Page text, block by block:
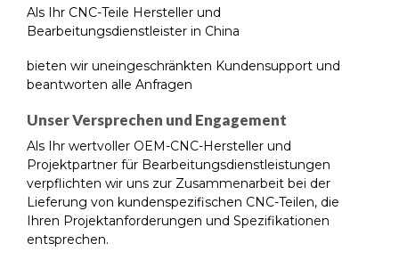
Als Ihr CNC-Teile Hersteller und
Bearbeitungsdienstleister in China
bieten wir uneingeschränkten Kundensupport und
beantworten alle Anfragen
Unser Versprechen und Engagement
Als Ihr wertvoller OEM-CNC-Hersteller und
Projektpartner für Bearbeitungsdienstleistungen
verpflichten wir uns zur Zusammenarbeit bei der
Lieferung von kundenspezifischen CNC-Teilen, die
Ihren Projektanforderungen und Spezifikationen
entsprechen.